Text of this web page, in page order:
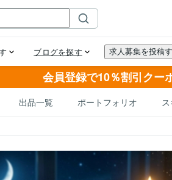
会員登録で10％割引クー
出品一覧 ポートフォリオ